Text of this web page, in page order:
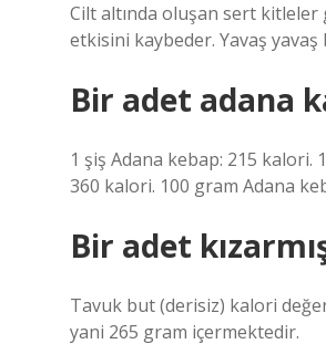
Cilt altında oluşan sert kitleler
etkisini kaybeder. Yavaş
Bir adet adana
1 şiş Adana kebap: 215
360 kalori. 100 gram Adana
Bir adet
Tavuk but (derisiz) kalori
yani 265 gram içermektedir.